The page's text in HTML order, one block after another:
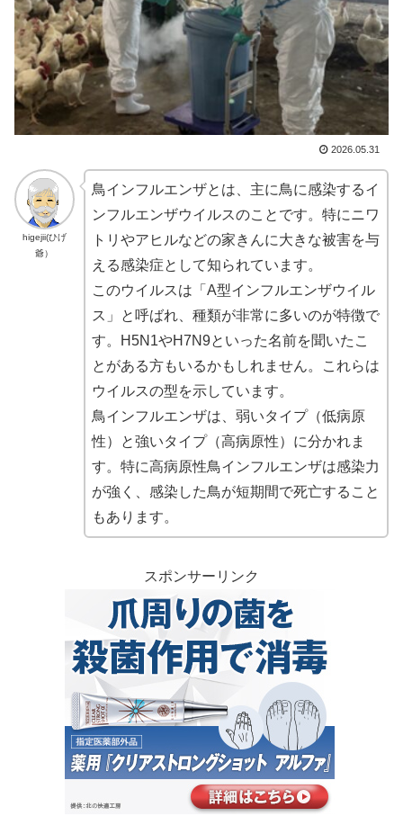
2026.05.31
higejii(ひげ
爺）
鳥インフルエンザとは、主に鳥に感染するイ
ンフルエンザウイルスのことです。特にニワ
トリやアヒルなどの家きんに大きな被害を与
える感染症として知られています。
このウイルスは「A型インフルエンザウイル
ス」と呼ばれ、種類が非常に多いのが特徴で
す。H5N1やH7N9といった名前を聞いたこ
とがある方もいるかもしれません。これらは
ウイルスの型を示しています。
鳥インフルエンザは、弱いタイプ（低病原
性）と強いタイプ（高病原性）に分かれま
す。特に高病原性鳥インフルエンザは感染力
が強く、感染した鳥が短期間で死亡すること
もあります。
スポンサーリンク